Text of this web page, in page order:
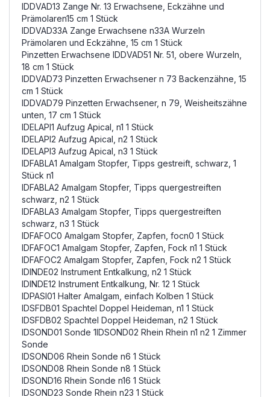
IDDVAD13 Zange Nr. 13 Erwachsene, Eckzähne und
Prämolaren15 cm 1 Stück
IDDVAD33A Zange Erwachsene n33A Wurzeln
Prämolaren und Eckzähne, 15 cm 1 Stück
Pinzetten Erwachsene IDDVAD51 Nr. 51, obere Wurzeln,
18 cm 1 Stück
IDDVAD73 Pinzetten Erwachsener n 73 Backenzähne, 15
cm 1 Stück
IDDVAD79 Pinzetten Erwachsener, n 79, Weisheitszähne
unten, 17 cm 1 Stück
IDELAPI1 Aufzug Apical, n1 1 Stück
IDELAPI2 Aufzug Apical, n2 1 Stück
IDELAPI3 Aufzug Apical, n3 1 Stück
IDFABLA1 Amalgam Stopfer, Tipps gestreift, schwarz, 1
Stück n1
IDFABLA2 Amalgam Stopfer, Tipps quergestreiften
schwarz, n2 1 Stück
IDFABLA3 Amalgam Stopfer, Tipps quergestreiften
schwarz, n3 1 Stück
IDFAFOC0 Amalgam Stopfer, Zapfen, focn0 1 Stück
IDFAFOC1 Amalgam Stopfer, Zapfen, Fock n1 1 Stück
IDFAFOC2 Amalgam Stopfer, Zapfen, Fock n2 1 Stück
IDINDE02 Instrument Entkalkung, n2 1 Stück
IDINDE12 Instrument Entkalkung, Nr. 12 1 Stück
IDPASI01 Halter Amalgam, einfach Kolben 1 Stück
IDSFDB01 Spachtel Doppel Heideman, n1 1 Stück
IDSFDB02 Spachtel Doppel Heideman, n2 1 Stück
IDSOND01 Sonde 1IDSOND02 Rhein Rhein n1 n2 1 Zimmer
Sonde
IDSOND06 Rhein Sonde n6 1 Stück
IDSOND08 Rhein Sonde n8 1 Stück
IDSOND16 Rhein Sonde n16 1 Stück
IDSOND23 Sonde Rhein n23 1 Stück